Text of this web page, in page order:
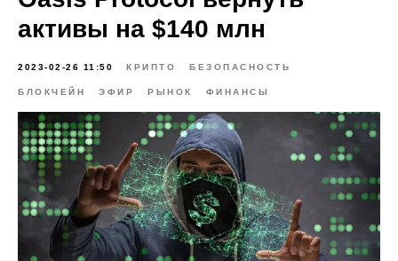
активы на $140 млн
2023-02-26 11:50 КРИПТО БЕЗОПАСНОСТЬ
БЛОКЧЕЙН ЭФИР РЫНОК ФИНАНСЫ